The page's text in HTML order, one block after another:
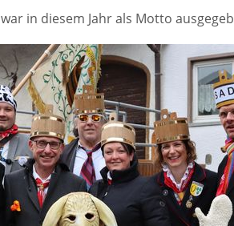
war in diesem Jahr als Motto